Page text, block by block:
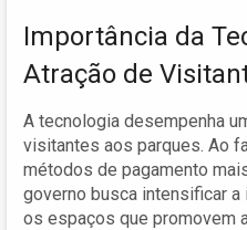
Importância da
Atração de
A tecnologia desempenha
visitantes aos parques. Ao
métodos de pagamento
governo busca intensificar
os espaços que promovem